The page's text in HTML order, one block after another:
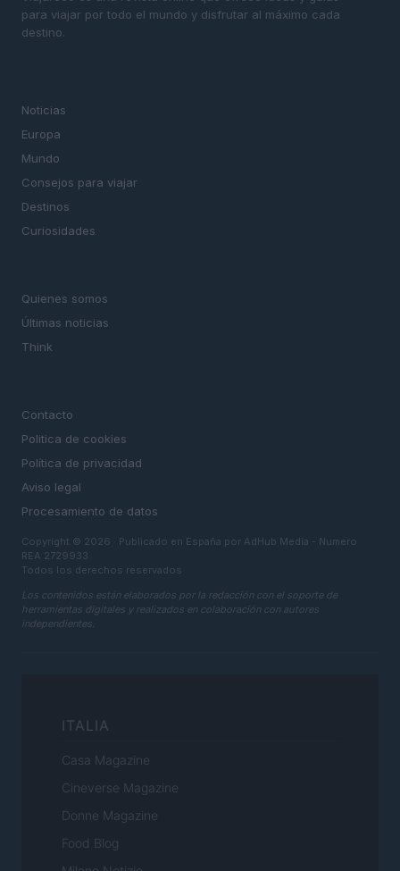
para viajar por todo el mundo y disfrutar al máximo cada
destino.
Noticias
Europa
Mundo
Consejos para viajar
Destinos
Curiosidades
Quienes somos
Últimas noticias
Think
Contacto
Politica de cookies
Política de privacidad
Aviso legal
Procesamiento de datos
Copyright © 2026 · Publicado en España por AdHub Media - Numero
REA 2729933
Todos los derechos reservados
Los contenidos están elaborados por la redacción con el soporte de
herramientas digitales y realizados en colaboración con autores
independientes.
ITALIA
Casa Magazine
Cineverse Magazine
Donne Magazine
Food Blog